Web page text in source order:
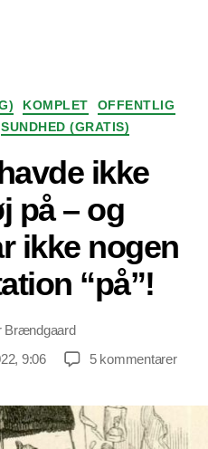
Kategorier
KOMPLET
OFFENTLIG
SUNDHED (GRATIS)
ikke
på – og
ikke nogen
“på”!
Brændgaard
9:06 5 kommentarertil
noget